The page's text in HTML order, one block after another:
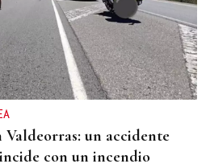
un accidente
con un incendio